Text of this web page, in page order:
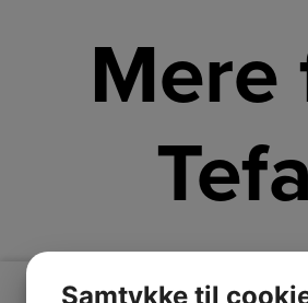
Mere
Samtykke til